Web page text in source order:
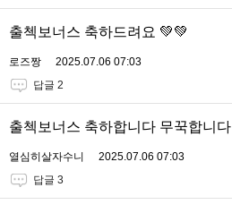
출첵보너스 축하드려요 💚💚
로즈짱
2025.07.06 07:03
답글 2
출첵보너스 축하합니다 무꾹합니다
열심히살자수니
2025.07.06 07:03
답글 3